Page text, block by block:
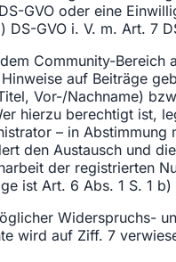
GVO oder eine
DS-GVO i. V. m. Art. 7
Community-Bereich
auf Beiträge
Vor-/Nachname)
hierzu berechtigt ist,
– in Abstimmung
den Austausch und
der registrierten
ist Art. 6 Abs. 1 S. 1 b)
Widerspruchs-
wird auf Ziff. 7